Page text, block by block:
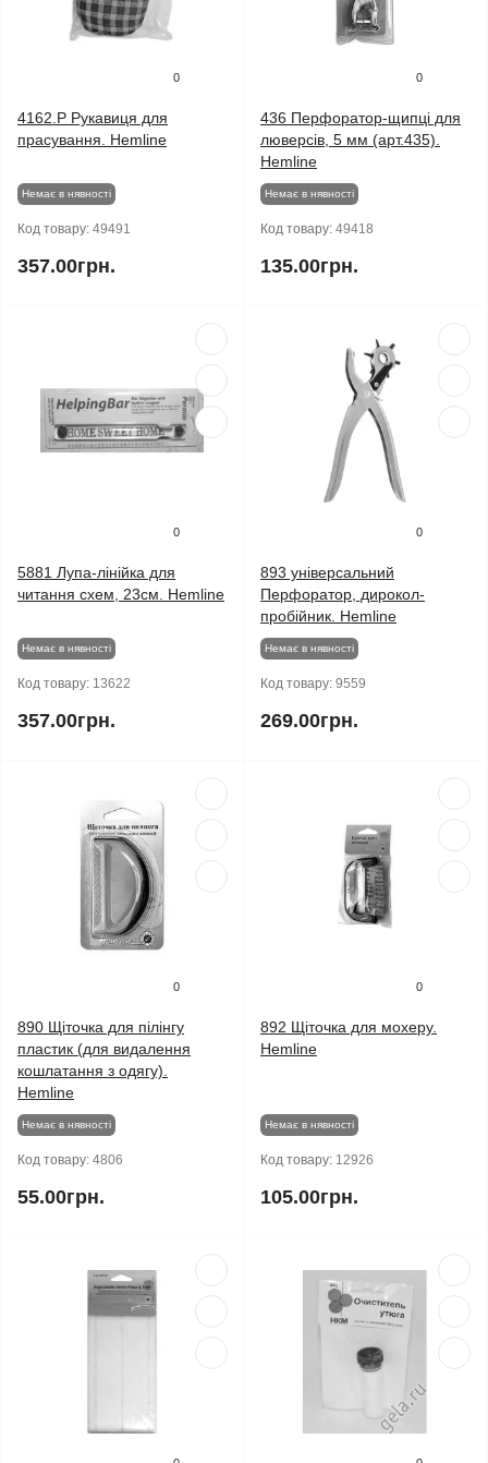
0
4162.P Рукавиця для
прасування. Hemline
Немає в нявності
Код товару: 49491
357.00грн.
0
436 Перфоратор-щипці для
люверсів, 5 мм (арт.435).
Hemline
Немає в нявності
Код товару: 49418
135.00грн.
0
5881 Лупа-лінійка для
читання схем, 23см. Hemline
Немає в нявності
Код товару: 13622
357.00грн.
0
893 універсальний
Перфоратор, дирокол-
пробійник. Hemline
Немає в нявності
Код товару: 9559
269.00грн.
0
890 Щіточка для пілінгу
пластик (для видалення
кошлатання з одягу).
Hemline
Немає в нявності
Код товару: 4806
55.00грн.
0
892 Щіточка для мохеру.
Hemline
Немає в нявності
Код товару: 12926
105.00грн.